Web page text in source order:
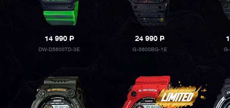
14 990P
DW-D5600TD-3E
24 990P
G-5600BG-1E